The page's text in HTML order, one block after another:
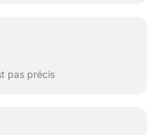
pas précis